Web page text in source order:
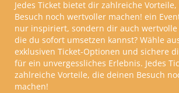
Jedes Ticket bietet dir zahlreiche
Besuch noch wertvoller machen! ein
nur inspiriert, sondern dir auch
die du sofort umsetzen kannst? Wähle
exklusiven Ticket-Optionen und sichere
für ein unvergessliches Erlebnis. Jedes
zahlreiche Vorteile, die deinen Besuch
machen!